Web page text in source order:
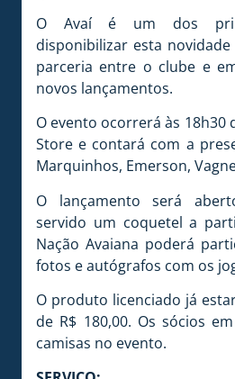
O Avaí é um dos
disponibilizar esta
parceria entre o clube e
novos lançamentos.
O evento ocorrerá às 18h30
Store e contará com a
Marquinhos, Emerson,
O lançamento será
servido um coquetel a
Nação Avaiana poderá
fotos e autógrafos com os
O produto licenciado já
de R$ 180,00. Os sócios
camisas no evento.